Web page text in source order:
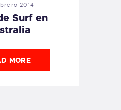
2014
Surf en
MORE